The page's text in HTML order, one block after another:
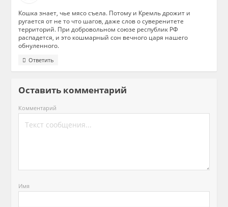
Кошка знает, чье мясо съела. Потому и Кремль дрожит и
ругается от не то что шагов, даже слов о суверенитете
территорий. При добровольном союзе республик РФ
распадется, и это кошмарный сон вечного царя нашего
обнуленного.
Ответить
Оставить комментарий
Комментарий
Имя